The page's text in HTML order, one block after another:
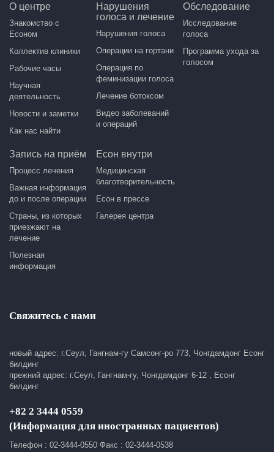
О центре
Знакомство с
Есоном
Коллектив клиники
Рабочие часы
Научная
деятельность
Новости и заметки
Как нас найти
Нарушения
голоса и лечение
Нарушения голоса
Операции на гортани
Операция по
феминизации голоса
Лечение ботоксом
Видео заболеваний
и операций
Обследование
Исследование
голоса
Программа ухода за
голосом
Запись на приём
Процесс лечения
Важная информация
до и после операции
Страны, из которых
приезжают на
лечение
Полезная
информация
Есон внутри
Медицинская
благотворительность
Есон в прессе
Галерея центра
Свяжитесь с нами
новый адрес: г.Сеул, Гангнам-гу Самсонг-ро 773, Чонгдамдонг Есонг
билдинг
прежний адрес: г.Сеул, Гангнам-гу, Чонгдамдонг 6-12 , Есонг
билдинг
+82 2 3444 0559
(Информация для иностранных пациентов)
Телефон : 02-3444-0550 Факс : 02-3444-0538